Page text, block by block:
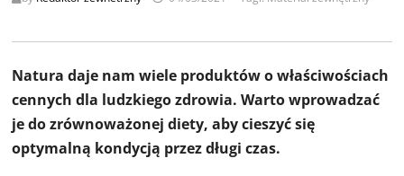
Natura daje nam wiele produktów o właściwościach
cennych dla ludzkiego zdrowia. Warto wprowadzać
je do zrównoważonej diety, aby cieszyć się
optymalną kondycją przez długi czas.